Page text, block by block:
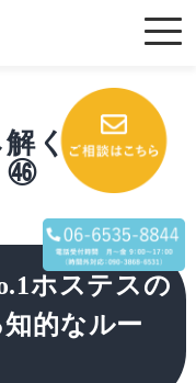
解くビジネ
ホステスの
的なルー